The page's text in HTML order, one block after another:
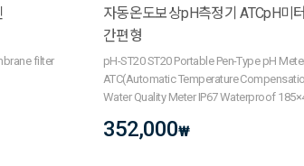
filter
자동온도보상pH측정기 ATCpH미
간편형
pH-ST20 ST20 Portable Pen-Type pH
ATC(Automatic Temperature
Water Quality Meter IP67 Waterproof
352,000₩